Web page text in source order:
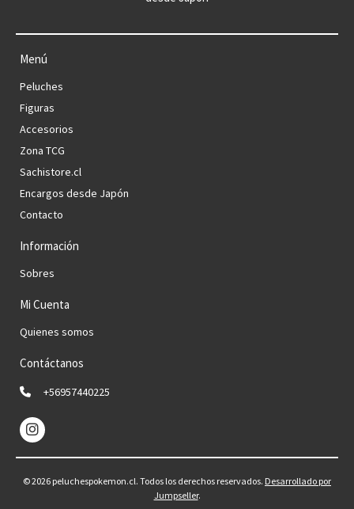
Menú
Peluches
Figuras
Accesorios
Zona TCG
Sachistore.cl
Encargos desde Japón
Contacto
Información
Sobres
Mi Cuenta
Quienes somos
Contáctanos
+56957440225
© 2026 peluchespokemon.cl. Todos los derechos reservados. Desarrollado por
Jumpseller.